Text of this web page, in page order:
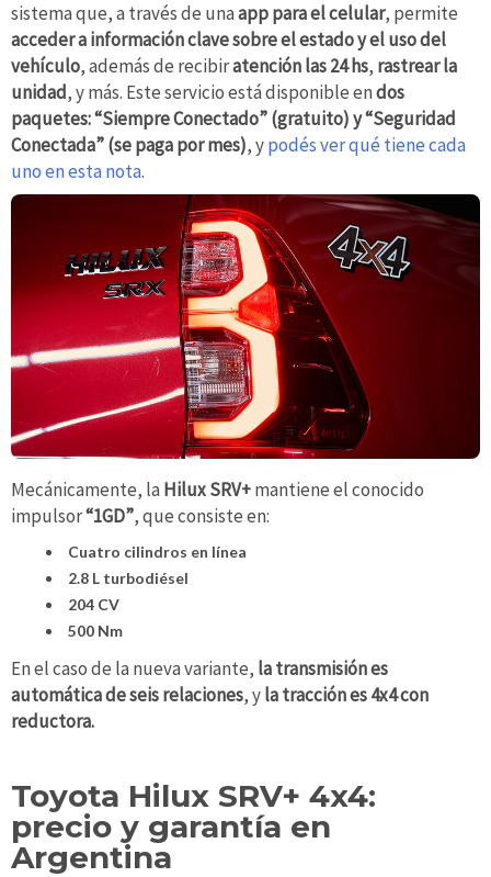
sistema que, a través de unaapp para el celular, permite
acceder a información clave sobre el estado y el uso del
vehículo, además de recibiratención las 24 hs, rastrear la
unidad, y más. Este servicio está disponible endos
paquetes: “Siempre Conectado” (gratuito) y “Seguridad
Conectada” (se paga por mes), ypodés ver qué tiene cada
uno en esta nota.
Mecánicamente, la Hilux SRV+mantiene el conocido
impulsor“1GD”, que consiste en:
Cuatro cilindros en línea
2.8 L turbodiésel
204 CV
500 Nm
En el caso de la nueva variante, la transmisión es
automática de seis relaciones, yla tracción es 4x4 con
reductora.
Toyota Hilux SRV+ 4x4:
precio y garantía en
Argentina